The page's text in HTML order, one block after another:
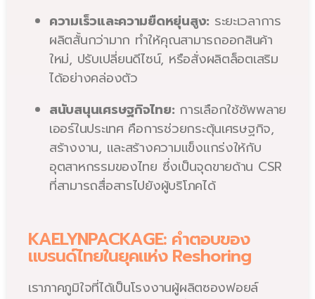
ความเร็วและความยืดหยุ่นสูง: ระยะเวลาการ
ผลิตสั้นกว่ามาก ทำให้คุณสามารถออกสินค้า
ใหม่, ปรับเปลี่ยนดีไซน์, หรือสั่งผลิตล็อตเสริม
ได้อย่างคล่องตัว
สนับสนุนเศรษฐกิจไทย: การเลือกใช้ซัพพลาย
เออร์ในประเทศ คือการช่วยกระตุ้นเศรษฐกิจ,
สร้างงาน, และสร้างความแข็งแกร่งให้กับ
อุตสาหกรรมของไทย ซึ่งเป็นจุดขายด้าน CSR
ที่สามารถสื่อสารไปยังผู้บริโภคได้
KAELYNPACKAGE: คำตอบของ
แบรนด์ไทยในยุคแห่ง Reshoring
เราภาคภูมิใจที่ได้เป็นโรงงานผู้ผลิตซองฟอยล์